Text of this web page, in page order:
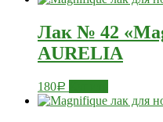
Лак № 42
AURELIA
180Р